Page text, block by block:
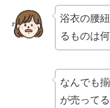
浴衣の腰
るものは
なんでも
が売って